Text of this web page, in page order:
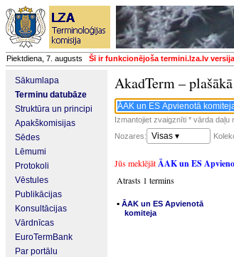
Piektdiena, 7. augusts Šī ir funkcionējoša termini.lza.lv
Sākumlapa
Terminu datubāze
Struktūra un principi
Apakškomisijas
Sēdes
Lēmumi
Protokoli
Vēstules
Publikācijas
Konsultācijas
Vārdnīcas
EuroTermBank
Par portālu
AkadTerm –
Izmantojiet zvaigznīti * vārda daļu
Nozares:
Visas ▾
Jūs meklējātĀAK un ES
Atrasts 1 termins
▪ ĀAK un ES Apvienotā
komiteja